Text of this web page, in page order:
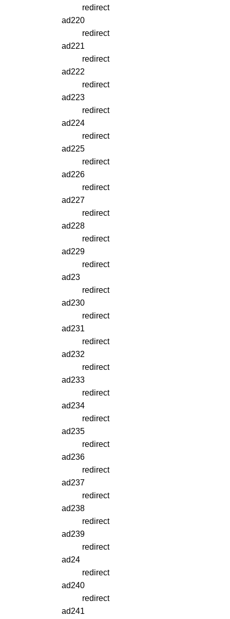
redirect
ad220
redirect
ad221
redirect
ad222
redirect
ad223
redirect
ad224
redirect
ad225
redirect
ad226
redirect
ad227
redirect
ad228
redirect
ad229
redirect
ad23
redirect
ad230
redirect
ad231
redirect
ad232
redirect
ad233
redirect
ad234
redirect
ad235
redirect
ad236
redirect
ad237
redirect
ad238
redirect
ad239
redirect
ad24
redirect
ad240
redirect
ad241